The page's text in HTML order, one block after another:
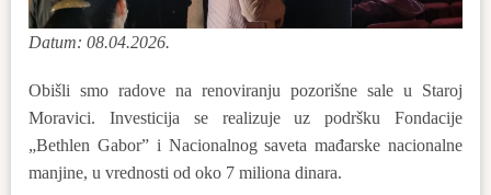
Datum: 08.04.2026.
Obišli smo radove na renoviranju pozorišne sale u Staroj
Moravici. Investicija se realizuje uz podršku Fondacije
„Bethlen Gabor” i Nacionalnog saveta mađarske nacionalne
manjine, u vrednosti od oko 7 miliona dinara.